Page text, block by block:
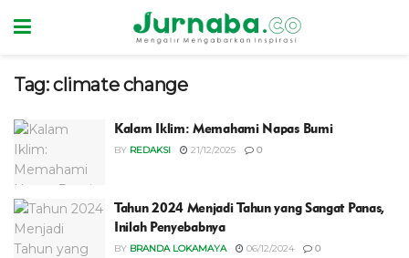
Tag:climate change
‎Kalam Iklim: Memahami Napas Bumi
BY REDAKSI 21/12/2025 0
Tahun 2024 Menjadi Tahun yang Sangat Panas,
Inilah Penyebabnya
BY BRANDA LOKAMAYA 06/12/2024 0